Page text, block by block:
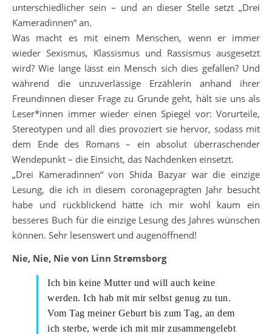
unterschiedlicher sein – und an dieser Stelle setzt „Drei
Kameradinnen“ an.
Was macht es mit einem Menschen, wenn er immer
wieder Sexismus, Klassismus und Rassismus ausgesetzt
wird? Wie lange lässt ein Mensch sich dies gefallen? Und
während die unzuverlässige Erzählerin anhand ihrer
Freundinnen dieser Frage zu Grunde geht, hält sie uns als
Leser*innen immer wieder einen Spiegel vor: Vorurteile,
Stereotypen und all dies provoziert sie hervor, sodass mit
dem Ende des Romans – ein absolut überraschender
Wendepunkt – die Einsicht, das Nachdenken einsetzt.
„Drei Kameradinnen“ von Shida Bazyar war die einzige
Lesung, die ich in diesem coronageprägten Jahr besucht
habe und rückblickend hätte ich mir wohl kaum ein
besseres Buch für die einzige Lesung des Jahres wünschen
können. Sehr lesenswert und augenöffnend!
Nie, Nie, Nie von Linn Strømsborg
Ich bin keine Mutter und will auch keine
werden. Ich hab mit mir selbst genug zu tun.
Vom Tag meiner Geburt bis zum Tag, an dem
ich sterbe, werde ich mit mir zusammengelebt